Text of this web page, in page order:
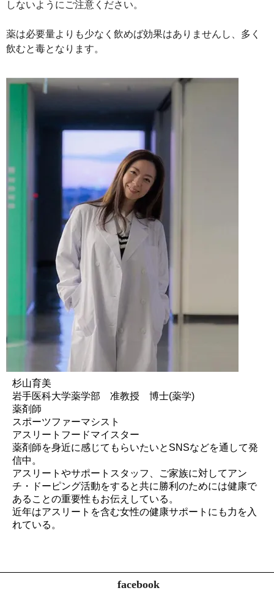
しないようにご注意ください。
薬は必要量よりも少なく飲めば効果はありませんし、多く
飲むと毒となります。
杉山育美
岩手医科大学薬学部 准教授 博士(薬学)
薬剤師
スポーツファーマシスト
アスリートフードマイスター
薬剤師を身近に感じてもらいたいとSNSなどを通して発
信中。
アスリートやサポートスタッフ、ご家族に対してアン
チ・ドーピング活動をすると共に勝利のためには健康で
あることの重要性もお伝えしている。
近年はアスリートを含む女性の健康サポートにも力を入
れている。
facebook